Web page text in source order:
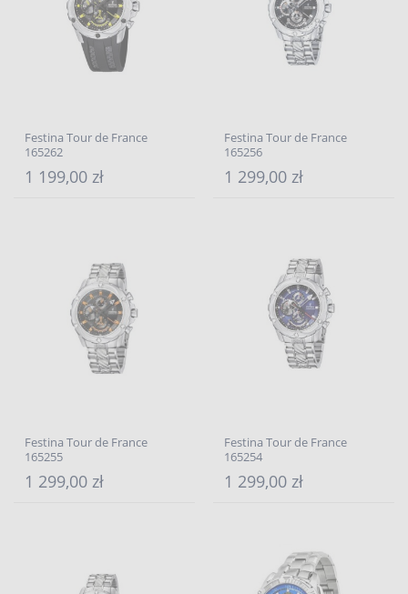
Festina Tour de France
165262
1 199,00 zł
Festina Tour de France
165256
1 299,00 zł
Festina Tour de France
165255
1 299,00 zł
Festina Tour de France
165254
1 299,00 zł